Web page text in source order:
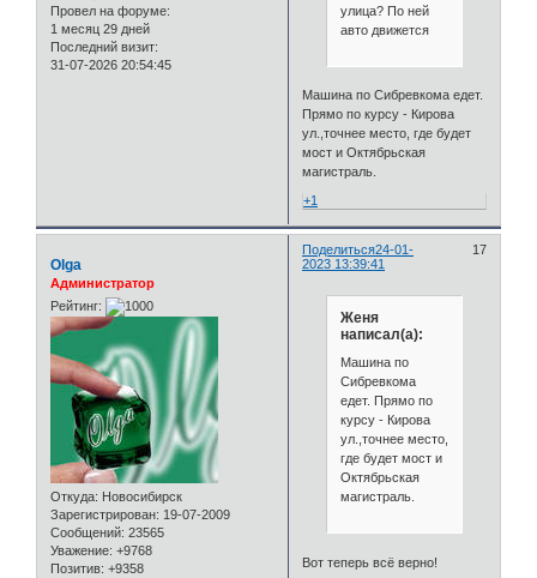
Провел на форуме:
1 месяц 29 дней
Последний визит:
31-07-2026 20:54:45
улица? По ней
авто движется
Машина по Сибревкома едет.
Прямо по курсу - Кирова
ул.,точнее место, где будет
мост и Октябрьская
магистраль.
+1
Поделиться 17
24-01-
2023 13:39:41
Olga
Администратор
Рейтинг:
Откуда: Новосибирск
Зарегистрирован: 19-07-2009
Сообщений: 23565
Уважение: +9768
Позитив: +9358
Женя
написал(а):
Машина по
Сибревкома
едет. Прямо по
курсу - Кирова
ул.,точнее место,
где будет мост и
Октябрьская
магистраль.
Вот теперь всё верно!